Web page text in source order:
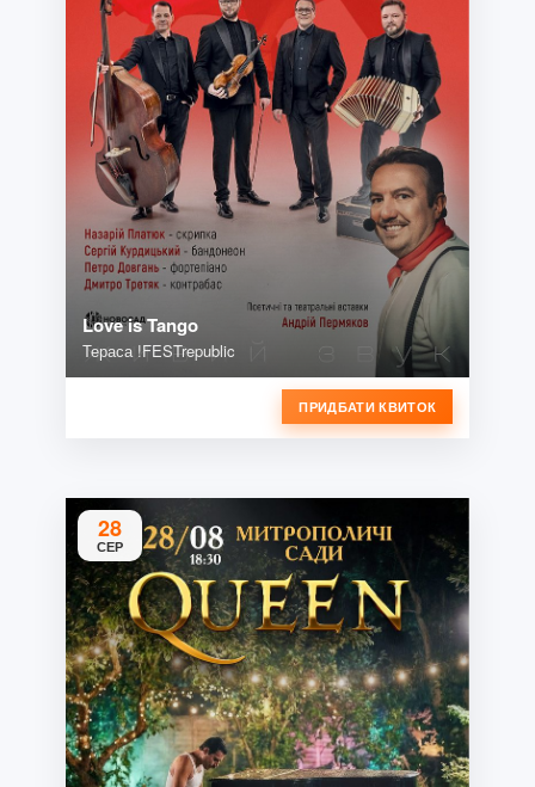
Love is Tango
Тераса !FESTrepublic
ПРИДБАТИ КВИТОК
28
СЕР